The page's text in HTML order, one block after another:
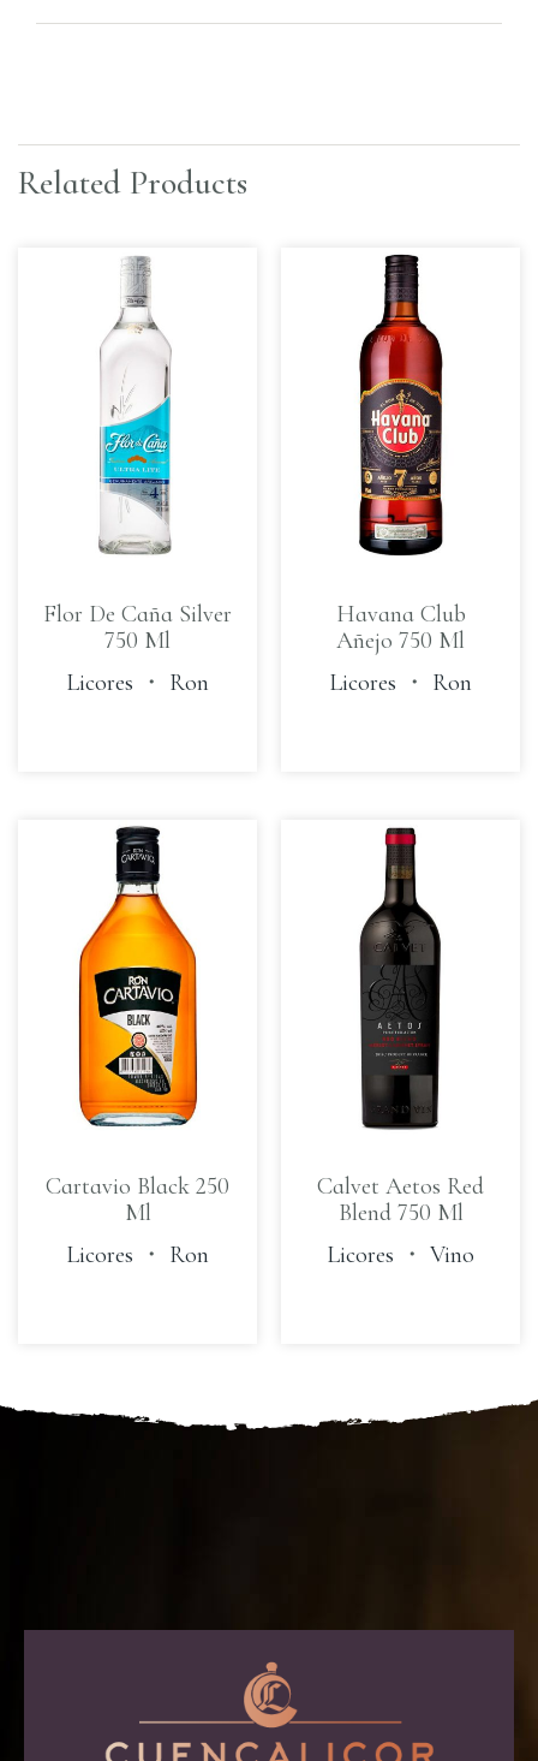
Related Products
Flor De Caña Silver
750 Ml
Licores ・ Ron
Havana Club
Añejo 750 Ml
Licores ・ Ron
Cartavio Black 250
Ml
Licores ・ Ron
Calvet Aetos Red
Blend 750 Ml
Licores ・ Vino